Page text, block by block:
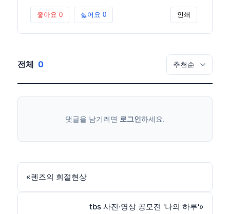
좋아요0 싫어요0 인쇄
전체 0
댓글을 남기려면 로그인하세요.
«렌즈의 회절현상
tbs 사진·영상 공모전 '나의 하루'»